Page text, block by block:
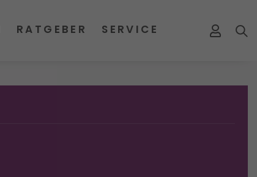
RATGEBER SERVICE